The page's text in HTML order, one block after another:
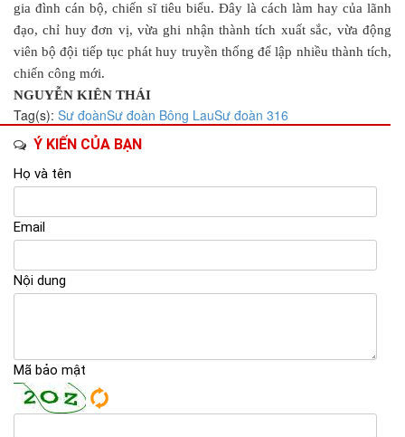
gia đình cán bộ, chiến sĩ tiêu biểu. Đây là cách làm hay của lãnh
đạo, chỉ huy đơn vị, vừa ghi nhận thành tích xuất sắc, vừa động
viên bộ đội tiếp tục phát huy truyền thống để lập nhiều thành tích,
chiến công mới.
NGUYỄN KIÊN THÁI
Tag(s): Sư đoànSư đoàn Bông LauSư đoàn 316
Ý KIẾN CỦA BẠN
Họ và tên
Email
Nội dung
Mã bảo mật